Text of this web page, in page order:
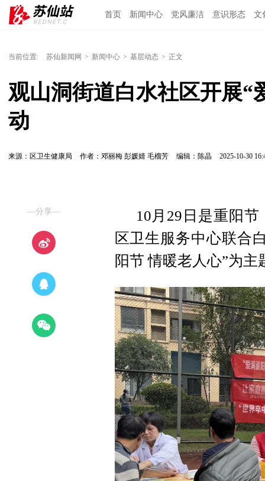
首页 新闻中心 党风廉洁 意识形态 文
当前位置: 苏仙新闻网 > 新闻中心 > 基层动态 > 正文
观山洞街道白水社区开展“
动
来源：区卫生健康局 作者：邓丽梅 彭媛婧 毛榴芳 编辑：陈晶 2025-10-30
—分享—
10月29日是重阳
区卫生服务中心联合
阳节 情暖老人心”为